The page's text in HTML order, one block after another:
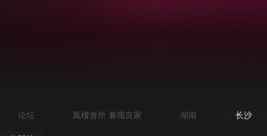
论坛 鳳樓會所 兼職良家 湖南 长沙